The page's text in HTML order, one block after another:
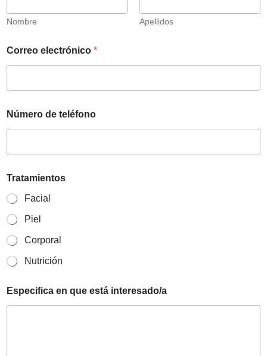
Nombre Apellidos
Correo electrónico *
Número de teléfono
Tratamientos
Facial
Piel
Corporal
Nutrición
Especifica en que está interesado/a